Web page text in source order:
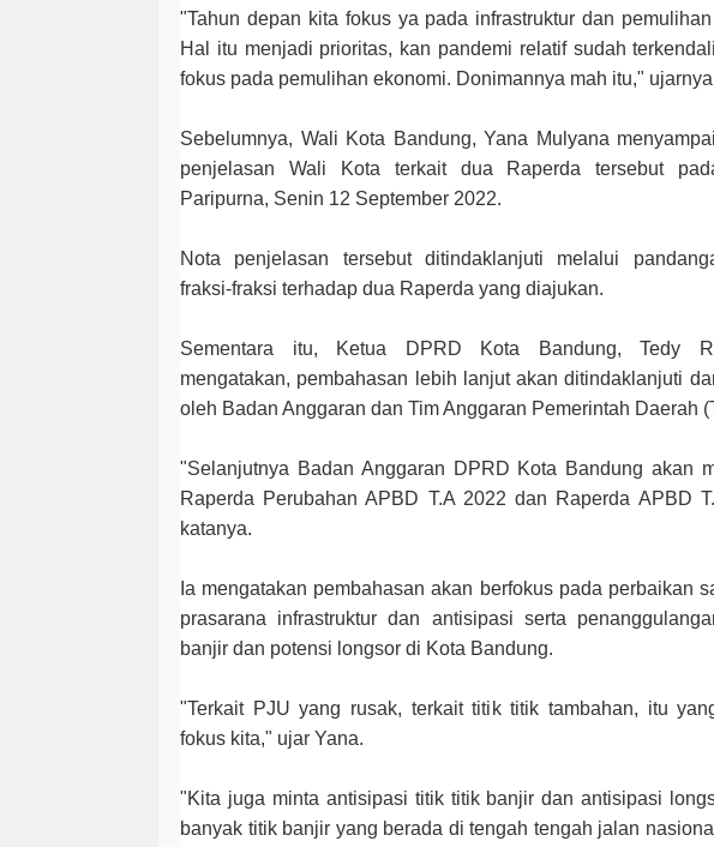
"Tahun depan kita fokus ya pada infrastruktur dan
Hal itu menjadi prioritas, kan pandemi relatif sudah
fokus pada pemulihan ekonomi. Donimannya mah itu,"
Sebelumnya, Wali Kota Bandung, Yana Mulyana
penjelasan Wali Kota terkait dua Raperda tersebut
Paripurna, Senin 12 September 2022.
Nota penjelasan tersebut ditindaklanjuti melalui
fraksi-fraksi terhadap dua Raperda yang diajukan.
Sementara itu, Ketua DPRD Kota Bandung, Tedy
mengatakan, pembahasan lebih lanjut akan ditindaklanjuti
oleh Badan Anggaran dan Tim Anggaran Pemerintah Daerah
"Selanjutnya Badan Anggaran DPRD Kota Bandung akan
Raperda Perubahan APBD T.A 2022 dan Raperda APBD
katanya.
Ia mengatakan pembahasan akan berfokus pada perbaikan
prasarana infrastruktur dan antisipasi serta
banjir dan potensi longsor di Kota Bandung.
"Terkait PJU yang rusak, terkait titik titik tambahan, itu
fokus kita," ujar Yana.
"Kita juga minta antisipasi titik titik banjir dan antisipasi
banyak titik banjir yang berada di tengah tengah jalan